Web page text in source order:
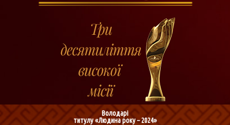
Володарі
титулу «Людина року – 2024»